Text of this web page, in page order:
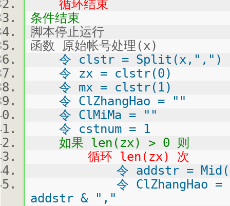
循环结束
条件结束
脚本停止运行
函数 原始帐号处理(x)
令 clstr = Split(x,",")
令 zx = clstr(0)
令 mx = clstr(1)
令 ClZhangHao = ""
令 ClMiMa = ""
令 cstnum = 1
如果 len(zx) > 0 则
循环 len(zx) 次
令 addstr = Mid(""
令 ClZhangHao = "" &
addstr & ","